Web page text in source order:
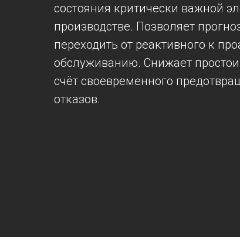
состояния критически важной
производстве. Позволяет
переходить от реактивного к
обслуживанию. Снижает
счёт своевременного
отказов.